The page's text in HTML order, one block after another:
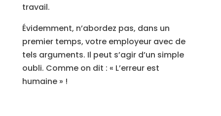
travail.
Évidemment, n’abordez pas, dans un
premier temps, votre employeur avec de
tels arguments. Il peut s’agir d’un simple
oubli. Comme on dit : « L’erreur est
humaine » !